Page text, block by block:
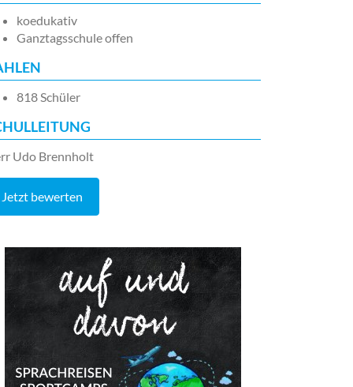
koedukativ
Ganztagsschule offen
818 Schüler
Udo Brennholt
Jetzt bewerten